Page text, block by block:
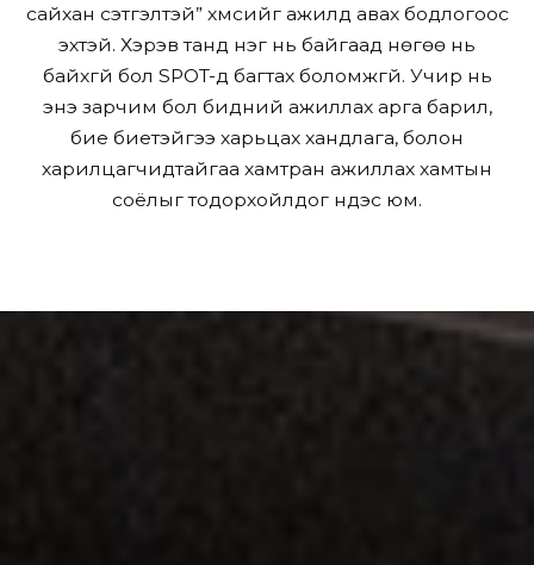
сайхан сэтгэлтэй” хүмүүсийг ажилд авах бодлогоос
эхтэй. Хэрэв танд нэг нь байгаад нөгөө нь
байхгүй бол SPOT-д багтах боломжгүй. Учир нь
энэ зарчим бол бидний ажиллах арга барил,
бие биетэйгээ харьцах хандлага, болон
харилцагчидтайгаа хамтран ажиллах хамтын
соёлыг тодорхойлдог үндэс юм.